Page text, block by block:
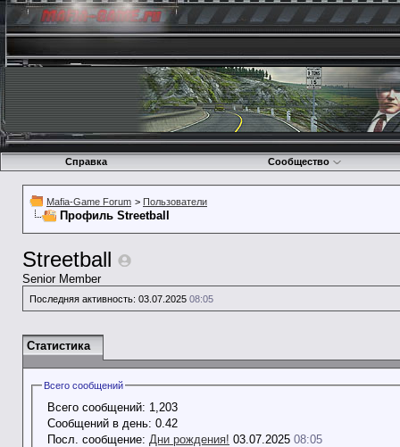
Справка Сообщество
Mafia-Game Forum > Пользователи
Профиль Streetball
Streetball
Senior Member
Последняя активность: 03.07.2025 08:05
Статистика
Всего сообщений
Всего сообщений: 1,203
Сообщений в день: 0.42
Посл. сообщение: Дни рождения! 03.07.2025 08:05